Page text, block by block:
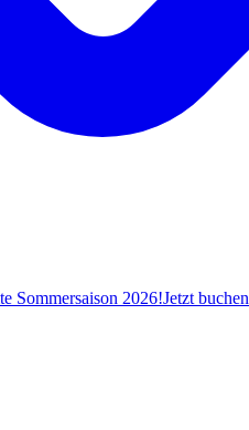
Sommersaison 2026!Jetzt buchen